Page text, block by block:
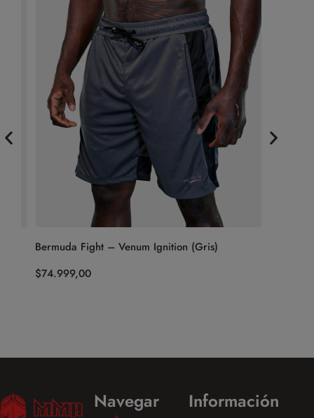
Bermuda Fight – Venum Ignition (Gris)
74.999,00
Navegar Información